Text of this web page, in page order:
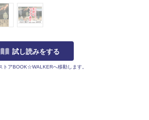
試し読みをする
トアBOOK☆WALKERへ移動します。